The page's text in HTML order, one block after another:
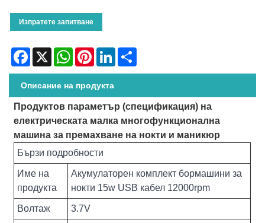
Изпратете запитване
Facebook
X WhatsAppPinterestLinkedIn
Описание на продукта
Продуктов параметър (спецификация) на
електрическата малка многофункционална
машина за премахване на нокти и маникюр
Бързи подробности
Име на
продукта
Акумулаторен комплект бормашини за
нокти 15w USB кабел 12000rpm
Волтаж 3.7V